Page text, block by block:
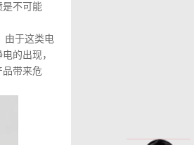
是不可能
由于这类电
的出现，
品带来危